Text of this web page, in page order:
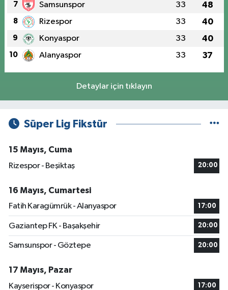
7 Samsunspor 33 48
8 Rizespor 33 40
9 Konyaspor 33 40
10 Alanyaspor 33 37
Detaylar için tıklayın
Süper Lig Fikstür
15 Mayıs, Cuma
Rizespor - Beşiktaş
20:00
16 Mayıs, Cumartesi
Fatih Karagümrük - Alanyaspor
17:00
Gaziantep FK - Başakşehir 20:00
Samsunspor - Göztepe 20:00
17 Mayıs, Pazar
Kayserispor - Konyaspor
17:00